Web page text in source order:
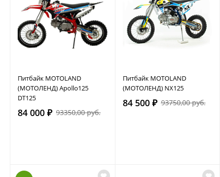
Питбайк MOTOLAND
(МОТОЛЕНД) Apollo125
DT125
84 000 ₽ 93350,00 руб.
Питбайк MOTOLAND
(МОТОЛЕНД) NX125
84 500 ₽ 93750,00 руб.